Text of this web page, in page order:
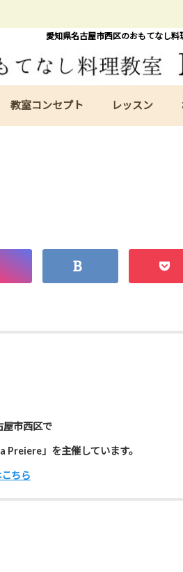
愛知県名古屋市西区のおもてなし料
教室コンセプト レッスン
屋市西区で
Preiere」を主催しています。
ちら